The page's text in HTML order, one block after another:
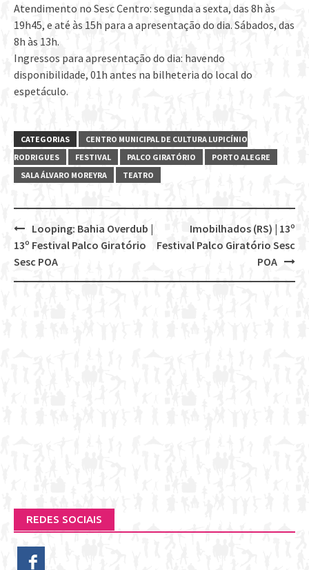
Atendimento no Sesc Centro: segunda a sexta, das 8h às
19h45, e até às 15h para a apresentação do dia. Sábados, das
8h às 13h.
Ingressos para apresentação do dia: havendo
disponibilidade, 01h antes na bilheteria do local do
espetáculo.
CATEGORIAS
CENTRO MUNICIPAL DE CULTURA LUPICÍNIO
RODRIGUES
FESTIVAL PALCO GIRATÓRIO
PORTO ALEGRE
SALA ÁLVARO MOREYRA
TEATRO
Post
navigation
Imobilhados (RS) | 13º
Festival Palco Giratório Sesc
POA
Looping: Bahia Overdub |
13º Festival Palco Giratório
Sesc POA
REDES SOCIAIS